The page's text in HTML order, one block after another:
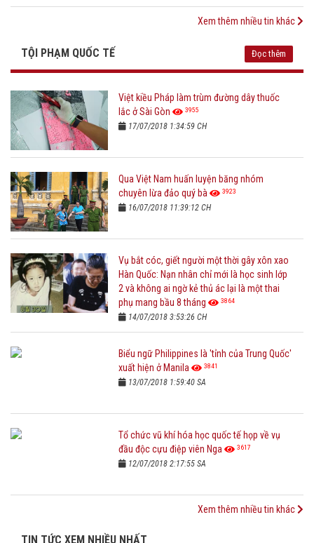
Xem thêm nhiều tin khác
TỘI PHẠM QUỐC TẾ Đọc thêm
Việt kiều Pháp làm trùm đường dây thuốc
lắc ở Sài Gòn
3955
17/07/2018 1:34:59 CH
Qua Việt Nam huấn luyện băng nhóm
chuyên lừa đảo quý bà
3923
16/07/2018 11:39:12 CH
Vụ bắt cóc, giết người một thời gây xôn xao
Hàn Quốc: Nạn nhân chỉ mới là học sinh lớp
2 và không ai ngờ kẻ thủ ác lại là một thai
phụ mang bầu 8 tháng
3864
14/07/2018 3:53:26 CH
Biểu ngữ Philippines là 'tỉnh của Trung Quốc'
xuất hiện ở Manila
3841
13/07/2018 1:59:40 SA
Tổ chức vũ khí hóa học quốc tế họp về vụ
đầu độc cựu điệp viên Nga
3617
12/07/2018 2:17:55 SA
Xem thêm nhiều tin khác
TIN TỨC XEM NHIỀU NHẤT